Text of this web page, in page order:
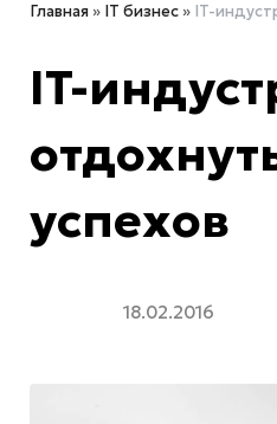
Главная » IT бизнес » IT-
IT-
успехов
18.02.2016